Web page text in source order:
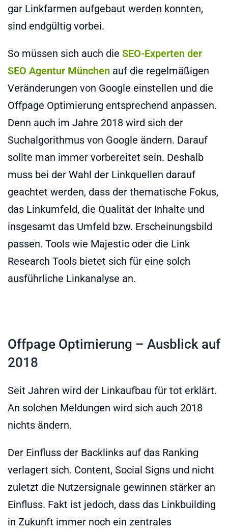
gar Linkfarmen aufgebaut werden konnten,
sind endgültig vorbei.
So müssen sich auch die SEO-Experten der
SEO Agentur München auf die regelmäßigen
Veränderungen von Google einstellen und die
Offpage Optimierung entsprechend anpassen.
Denn auch im Jahre 2018 wird sich der
Suchalgorithmus von Google ändern. Darauf
sollte man immer vorbereitet sein. Deshalb
muss bei der Wahl der Linkquellen darauf
geachtet werden, dass der thematische Fokus,
das Linkumfeld, die Qualität der Inhalte und
insgesamt das Umfeld bzw. Erscheinungsbild
passen. Tools wie Majestic oder die Link
Research Tools bietet sich für eine solch
ausführliche Linkanalyse an.
Offpage Optimierung – Ausblick auf
2018
Seit Jahren wird der Linkaufbau für tot erklärt.
An solchen Meldungen wird sich auch 2018
nichts ändern.
Der Einfluss der Backlinks auf das Ranking
verlagert sich. Content, Social Signs und nicht
zuletzt die Nutzersignale gewinnen stärker an
Einfluss. Fakt ist jedoch, dass das Linkbuilding
in Zukunft immer noch ein zentrales